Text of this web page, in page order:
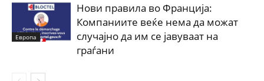
Европа
Нови правила во Франција:
Компаниите веќе нема да можат
случајно да им се јавуваат на
граѓани